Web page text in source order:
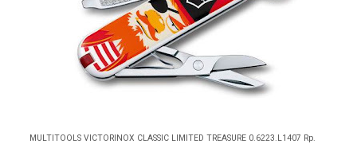
MULTITOOLS VICTORINOX CLASSIC LIMITED TREASURE 0.6223.L1407 Rp.